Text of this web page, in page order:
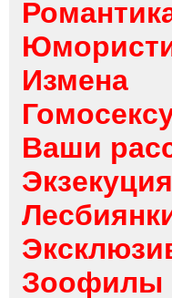
Измена
Ваши
Экзекуция
Зоофилы